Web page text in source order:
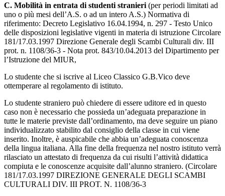
C. Mobilità in entrata di studenti stranieri (per periodi limitati ad
uno o più mesi dell’A.S. o ad un intero A.S.) Normativa di
riferimento: Decreto Legislativo 16.04.1994, n. 297 - Testo Unico
delle disposizioni legislative vigenti in materia di istruzione Circolare
181/17.03.1997 Direzione Generale degli Scambi Culturali div. III
prot. n. 1108/36-3 - Nota prot. 843/10.04.2013 del Dipartimento per
l’Istruzione del MIUR,
Lo studente che si iscrive al Liceo Classico G.B.Vico deve
ottemperare al regolamento di istituto.
Lo studente straniero può chiedere di essere uditore ed in questo
caso non è necessario che possieda un’adeguata preparazione in
tutte le materie previste dall’ordinamento, ma deve seguire un piano
individualizzato stabilito dal consiglio della classe in cui viene
inserito. Inoltre, è auspicabile che abbia un’adeguata conoscenza
della lingua italiana. Alla fine della frequenza nel nostro istituto verrà
rilasciato un attestato di frequenza da cui risulti l’attività didattica
compiuta e le conoscenze acquisite dall’alunno straniero. (​Circolare
181/17.03.1997 DIREZIONE GENERALE DEGLI SCAMBI
CULTURALI DIV. III PROT. N. 1108/36-3